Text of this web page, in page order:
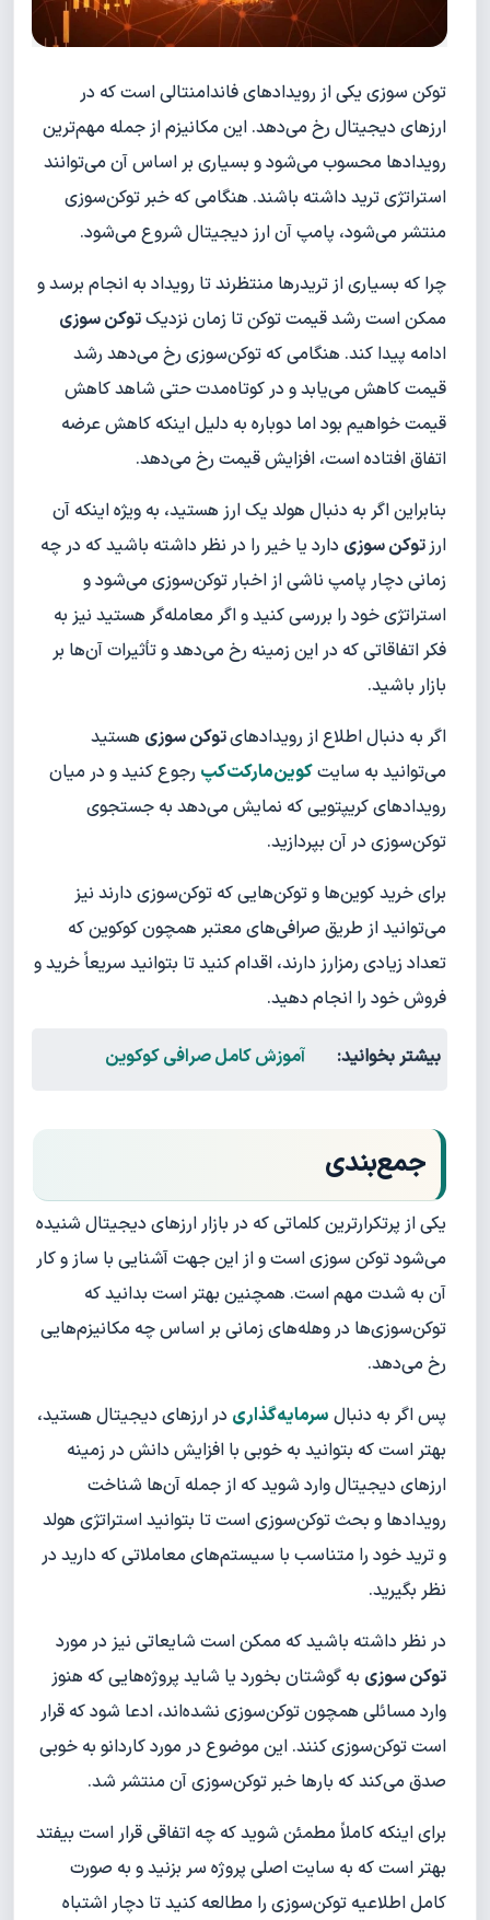
توکن سوزی یکی از رویدادهای فاندامنتالی است که در
ارزهای دیجیتال رخ می‌دهد. این مکانیزم از جمله مهم‌ترین
رویدادها محسوب می‌شود و بسیاری بر اساس آن می‌توانند
استراتژی ترید داشته باشند. هنگامی که خبر توکن‌سوزی
منتشر می‌شود، پامپ آن ارز دیجیتال شروع می‌شود.
چرا که بسیاری از تریدرها منتظرند تا رویداد به انجام برسد و
ممکن است رشد قیمت توکن تا زمان نزدیکتوکن سوزی
ادامه پیدا کند. هنگامی که توکن‌سوزی رخ می‌دهد رشد
قیمت کاهش می‌یابد و در کوتاه‌مدت حتی شاهد کاهش
قیمت خواهیم بود اما دوباره به دلیل اینکه کاهش عرضه
اتفاق افتاده است، افزایش قیمت رخ می‌دهد.
بنابراین اگر به دنبال هولد یک ارز هستید، به ویژه اینکه آن
ارز توکن سوزی دارد یا خیر را در نظر داشته باشید که در چه
زمانی دچار پامپ ناشی از اخبار توکن‌سوزی می‌شود و
استراتژی خود را بررسی کنید و اگر معامله‌گر هستید نیز به
فکر اتفاقاتی که در این زمینه رخ می‌دهد و تأثیرات آن‌ها بر
بازار باشید.
اگر به دنبال اطلاع از رویدادهایتوکن سوزی هستید
می‌توانید به سایتکوین‌مارکت‌کپ رجوع کنید و در میان
رویدادهای کریپتویی که نمایش می‌دهد به جستجوی
توکن‌سوزی در آن بپردازید.
برای خرید کوین‌ها و توکن‌هایی که توکن‌سوزی دارند نیز
می‌توانید از طریق صرافی‌های معتبر همچون کوکوین که
تعداد زیادی رمزارز دارند، اقدام کنید تا بتوانید سریعاً خرید و
فروش خود را انجام دهید.
بیشتر بخوانید: آموزش کامل صرافی کوکوین
جمع‌بندی
یکی از پرتکرارترین کلماتی که در بازار ارزهای دیجیتال شنیده
می‌شود توکن سوزی است و از این جهت آشنایی با ساز و کار
آن به شدت مهم است. همچنین بهتر است بدانید که
توکن‌سوزی‌ها در وهله‌های زمانی بر اساس چه مکانیزم‌هایی
رخ می‌دهد.
پس اگر به دنبال سرمایه‌گذاری در ارزهای دیجیتال هستید،
بهتر است که بتوانید به خوبی با افزایش دانش در زمینه
ارزهای دیجیتال وارد شوید که از جمله آن‌ها شناخت
رویدادها و بحث توکن‌سوزی است تا بتوانید استراتژی هولد
و ترید خود را متناسب با سیستم‌های معاملاتی که دارید در
نظر بگیرید.
در نظر داشته باشید که ممکن است شایعاتی نیز در مورد
توکن سوزی به گوشتان بخورد یا شاید پروژه‌هایی که هنوز
وارد مسائلی همچون توکن‌سوزی نشده‌اند، ادعا شود که قرار
است توکن‌سوزی کنند. این موضوع در مورد کاردانو به خوبی
صدق می‌کند که بارها خبر توکن‌سوزی آن منتشر شد.
برای اینکه کاملاً مطمئن شوید که چه اتفاقی قرار است بیفتد
بهتر است که به سایت اصلی پروژه سر بزنید و به صورت
کامل اطلاعیه توکن‌سوزی را مطالعه کنید تا دچار اشتباه